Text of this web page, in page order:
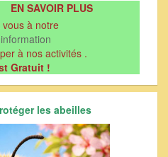
EN SAVOIR PLUS
vous à notre
à nos activités .
Gratuit !
les abeilles